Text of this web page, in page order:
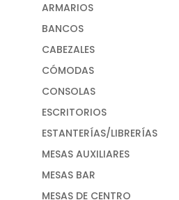
ARMARIOS
BANCOS
CABEZALES
CÓMODAS
CONSOLAS
ESCRITORIOS
ESTANTERÍAS/LIBRERÍAS
MESAS AUXILIARES
MESAS BAR
MESAS DE CENTRO